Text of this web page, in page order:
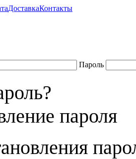
ДоставкаКонтакты
Пароль
пароля